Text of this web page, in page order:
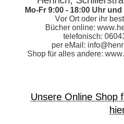
Mo-Fr 9:00 - 18:00 Uhr
Vor Ortoder ihr
Bücher online:
telefonisch:
per eMail:
Shop für alles andere:
Unsere Online Shop